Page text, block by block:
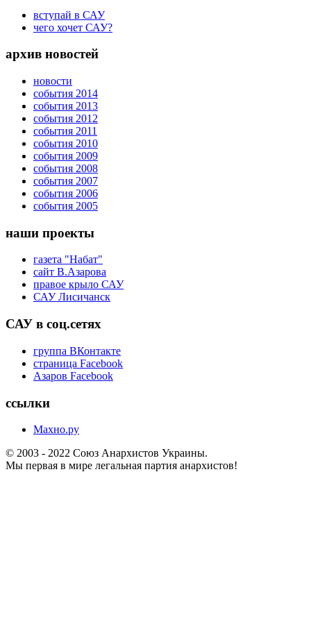
вступай в САУ
чего хочет САУ?
архив новостей
новости
события 2014
события 2013
события 2012
события 2011
события 2010
события 2009
события 2008
события 2007
события 2006
события 2005
наши проекты
газета "Набат"
сайт В.Азарова
правое крыло САУ
САУ Лисичанск
САУ в соц.сетях
группа ВКонтакте
страница Facebook
Азаров Facebook
ссылки
Махно.ру
© 2003 - 2022 Союз Анархистов Украины.
Мы первая в мире легальная партия анархистов!